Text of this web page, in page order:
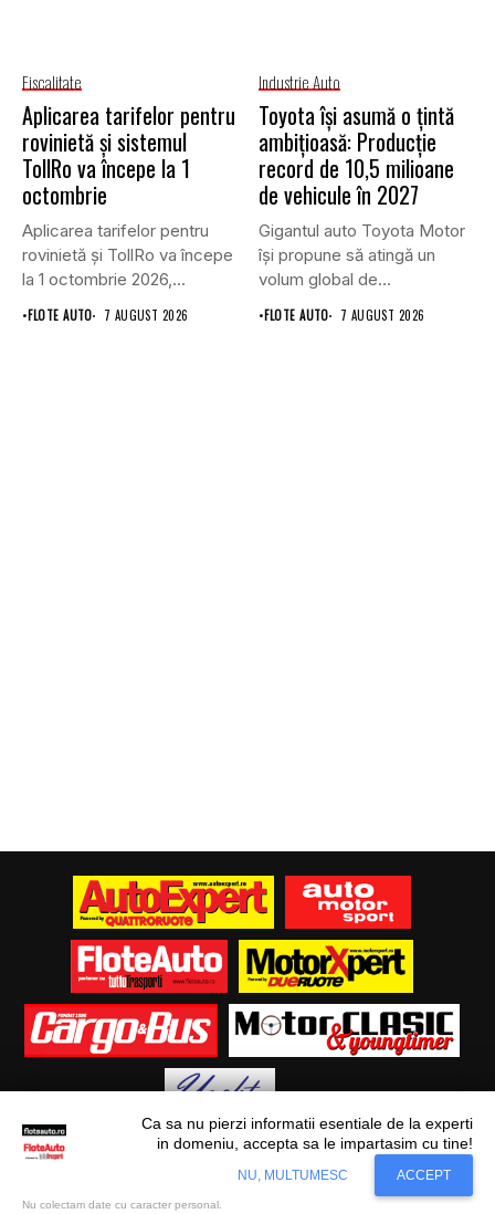
Fiscalitate
Aplicarea tarifelor pentru
rovinietă și sistemul
TollRo va începe la 1
octombrie
Aplicarea tarifelor pentru
rovinietă și TollRo va începe
la 1 octombrie 2026,...
•FLOTE AUTO 7 AUGUST 2026
Industrie Auto
Toyota își asumă o țintă
ambițioasă: Producție
record de 10,5 milioane
de vehicule în 2027
Gigantul auto Toyota Motor
își propune să atingă un
volum global de...
•FLOTE AUTO 7 AUGUST 2026
© Flote Auto. Toate drepturile rezervate.
JuridicFinanciarAnalize De Piață Transporturi
Situl nostru utilizeaza cookies. Ce inseamna
Accept
Ca sa nu pierzi informatii esentiale de la experti
in domeniu, accepta sa le impartasim cu tine!
NU, MULTUMESC ACCEPT
Nu colectam date cu caracter personal.